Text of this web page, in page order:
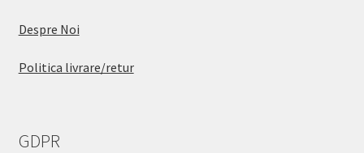
Despre Noi
Politica livrare/retur
GDPR